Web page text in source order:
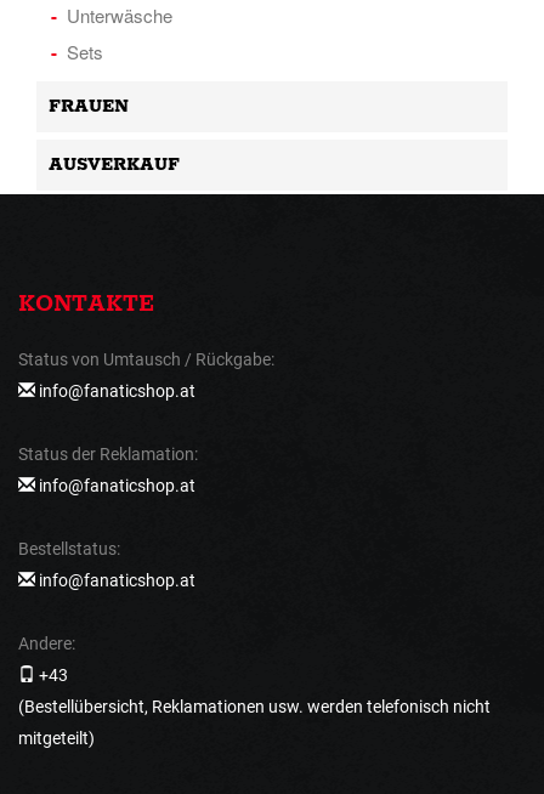
Unterwäsche
Sets
FRAUEN
AUSVERKAUF
KONTAKTE
Status von Umtausch / Rückgabe:
info@fanaticshop.at
Status der Reklamation:
info@fanaticshop.at
Bestellstatus:
info@fanaticshop.at
Andere:
+43
(Bestellübersicht, Reklamationen usw. werden telefonisch nicht
mitgeteilt)